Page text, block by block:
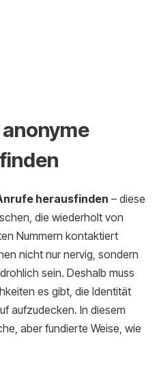
herausfinden – diese
die wiederholt von
Nummern kontaktiert
nicht nur nervig, sondern
sein. Deshalb muss
es gibt, die Identität
aufzudecken. In diesem
aber fundierte Weise, wie